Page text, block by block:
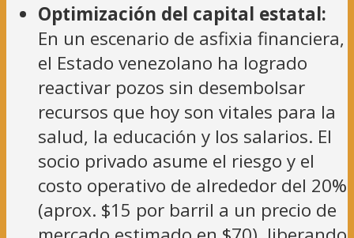
Optimización del capital estatal:
En un escenario de asfixia financiera,
el Estado venezolano ha logrado
reactivar pozos sin desembolsar
recursos que hoy son vitales para la
salud, la educación y los salarios. El
socio privado asume el riesgo y el
costo operativo de alrededor del 20%
(aprox. $15 por barril a un precio de